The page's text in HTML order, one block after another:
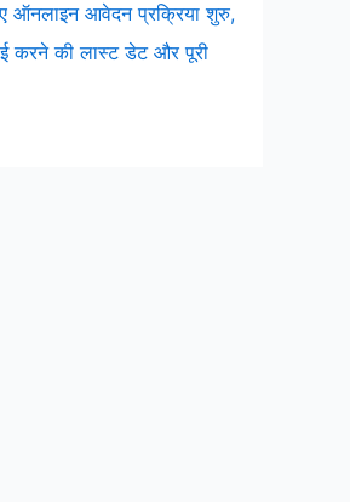
ऑनलाइन आवेदन प्रक्रिया शुरु,
करने की लास्ट डेट और पूरी